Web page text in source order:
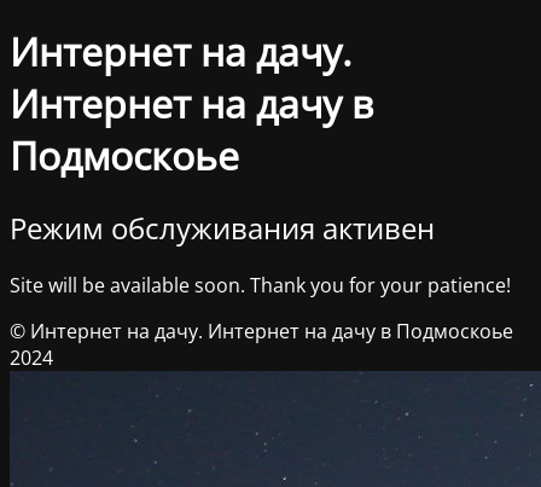
Интернет на дачу.
Интернет на дачу в
Подмоскоье
Режим обслуживания активен
Site will be available soon. Thank you for your patience!
© Интернет на дачу. Интернет на дачу в Подмоскоье
2024